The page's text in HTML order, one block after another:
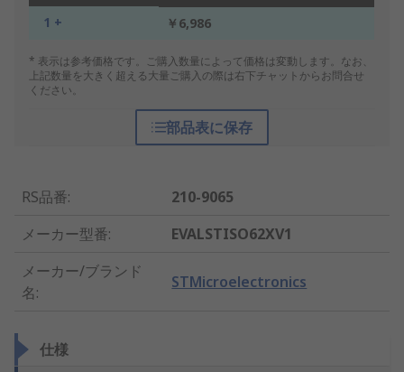
1 + ￥6,986
* 表示は参考価格です。ご購入数量によって価格は変動します。なお、
上記数量を大きく超える大量ご購入の際は右下チャットからお問合せ
ください。
部品表に保存
RS品番:
210-9065
メーカー型番:
EVALSTISO62XV1
メーカー/ブランド
名:
STMicroelectronics
仕様